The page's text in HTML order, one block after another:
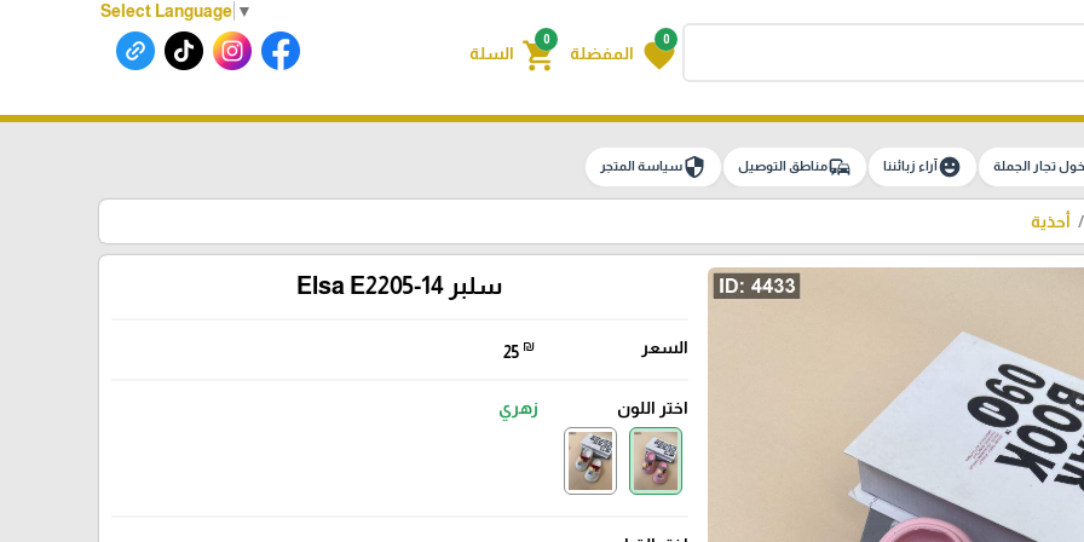
Select Language ▼
0
favorite المفضلة
0
shopping_cart السلة
تجار الجملة emoji_emotionsآراء زبائننا commuteمناطق التوصيل securityسياسة المتجر
أحذية
سلبر Elsa E2205-14
السعر 25 ₪
اختر اللون زهري